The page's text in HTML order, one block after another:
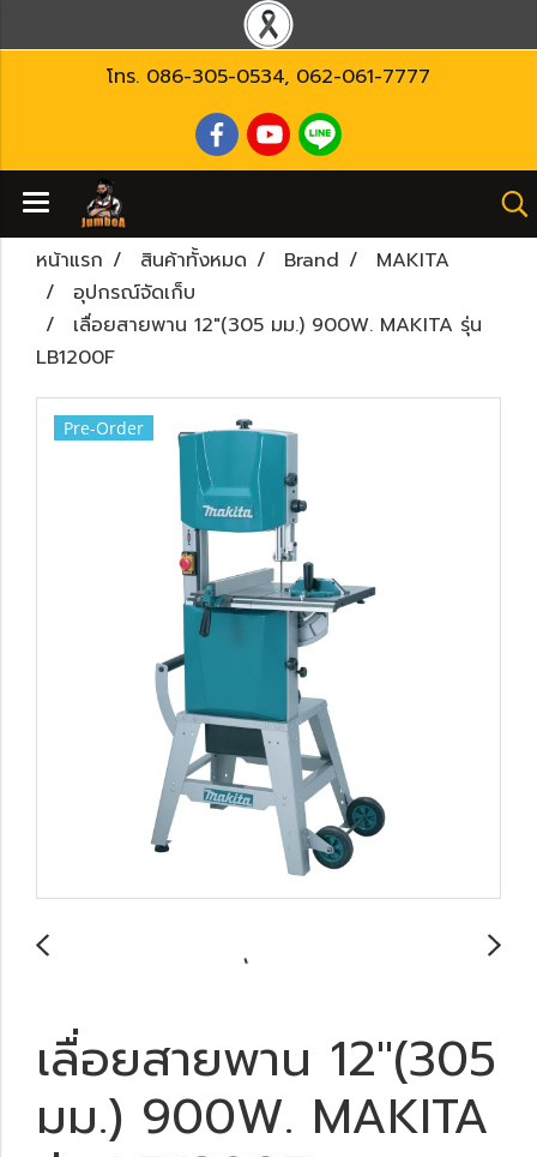
โทร. 086-305-0534, 062-061-7777
หน้าแรก สินค้าทั้งหมด Brand
MAKITA
อุปกรณ์จัดเก็บ
เลื่อยสายพาน 12″(305 มม.) 900W. MAKITA รุ่น
LB1200F
Pre-Order
เลื่อยสายพาน 12″(305
มม.) 900W. MAKITA